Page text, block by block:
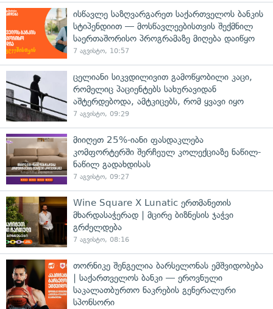
ისწავლე საზღვარგარეთ საქართველოს ბანკის
სტიპენდიით — მოსწავლეებისთვის შექმნილ
საერთაშორისო პროგრამაზე მიღება დაიწყო
7 აგვისტო, 10:57
ცელიანი სიკვდილივით გამოწყობილი კაცი,
რომელიც პაციენტებს სახურავიდან
აშტერდებოდა, ამტკიცებს, რომ ყვავი იყო
7 აგვისტო, 09:29
მიიღეთ 25%-იანი ფასდაკლება
კომფორტერში შერჩეულ კოლექციაზე ნაწილ-
ნაწილ გადახდისას
7 აგვისტო, 09:27
Wine Square X Lunatic ერთმანეთის
მხარდასაჭერად | მცირე ბიზნესის ჯაჭვი
გრძელდება
7 აგვისტო, 08:16
თორნიკე შენგელია ბარსელონას ემშვიდობება
| საქართველოს ბანკი — ეროვნული
საკალათბურთო ნაკრების გენერალური
სპონსორი